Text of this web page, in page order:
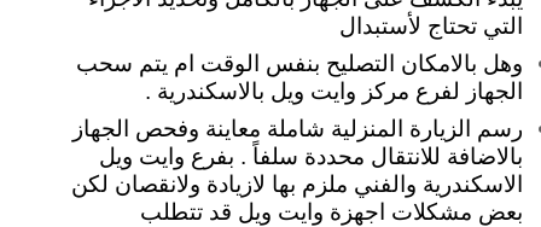
التي تحتاج لأستبدال
وهل بالامكان التصليح بنفس الوقت ام يتم سحب
الجهاز لفرع مركز وايت ويل بالاسكندرية .
رسم الزيارة المنزلية شاملة معاينة وفحص الجهاز
بالاضافة للانتقال محددة سلفاً . بفرع وايت ويل
الاسكندرية والفني ملزم بها لازيادة ولانقصان لكن
بعض مشكلات اجهزة وايت ويل قد تتطلب